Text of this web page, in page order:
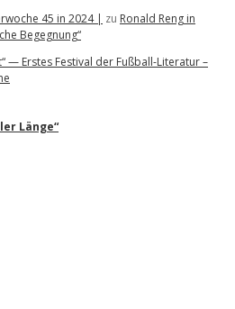
45 in 2024 | zu Ronald Reng in
Begegnung“
— Erstes Festival der Fußball-Literatur –
Länge“